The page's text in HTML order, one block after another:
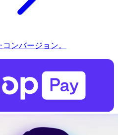
ンバージョン。